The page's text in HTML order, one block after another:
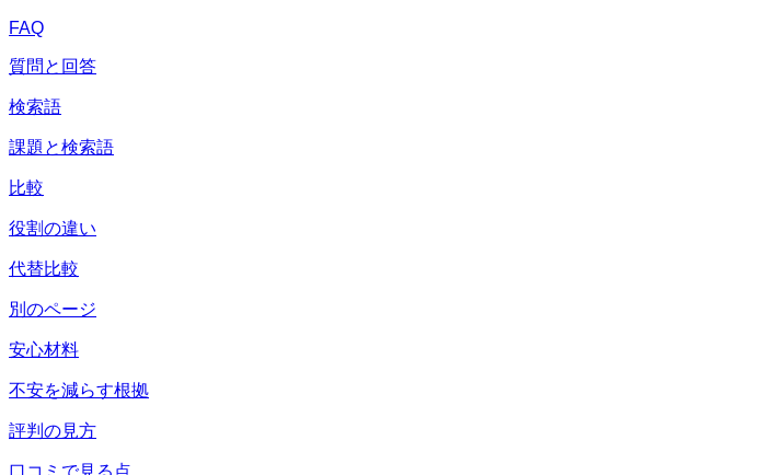
FAQ
質問と回答
検索語
課題と検索語
比較
役割の違い
代替比較
別のページ
安心材料
不安を減らす根拠
評判の見方
口コミで見る点